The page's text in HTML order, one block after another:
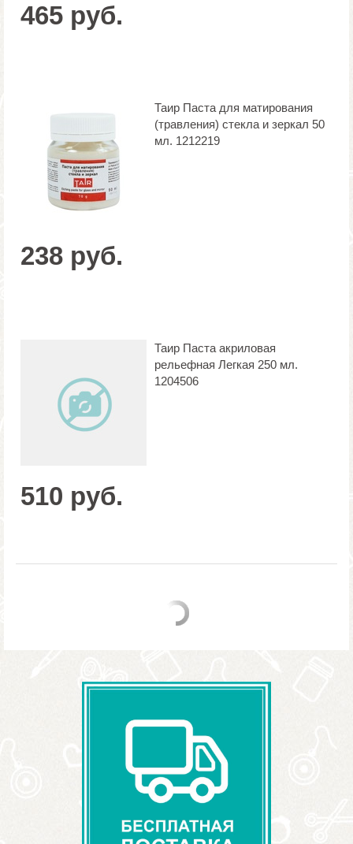
465 руб.
Таир Паста для матирования
(травления) стекла и зеркал 50
мл. 1212219
238 руб.
Таир Паста акриловая
рельефная Легкая 250 мл.
1204506
510 руб.